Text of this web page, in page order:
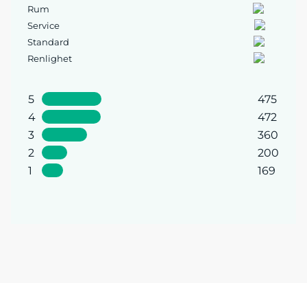
Rum
Service
Standard
Renlighet
5
475
4
472
3
360
2
200
1
169